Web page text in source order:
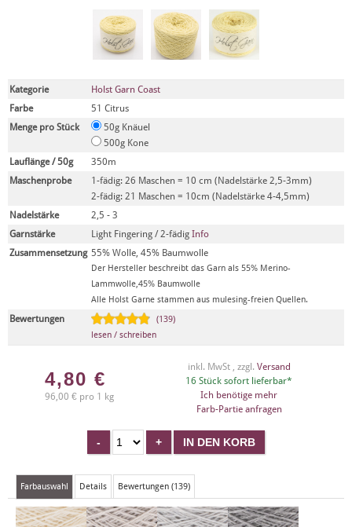
Kategorie
Holst Garn Coast
Farbe
51 Citrus
Menge pro Stück
50g Knäuel
500g Kone
Lauflänge / 50g
350m
Maschenprobe
1-fädig: 26 Maschen = 10 cm (Nadelstärke 2,5-3mm)
2-fädig: 21 Maschen = 10cm (Nadelstärke 4-4,5mm)
Nadelstärke
2,5 - 3
Garnstärke
Light Fingering / 2-fädig Info
Zusammensetzung 55% Wolle, 45% Baumwolle
Der Hersteller beschreibt das Garn als 55% Merino-
Lammwolle,45% Baumwolle
Alle Holst Garne stammen aus mulesing-freien Quellen.
Bewertungen
(139)
lesen / schreiben
4,80 €
96,00 € pro 1 kg
inkl. MwSt , zzgl. Versand
16 Stück sofort lieferbar*
Ich benötige mehr
Farb-Partie anfragen
Farbauswahl Details Bewertungen (139)